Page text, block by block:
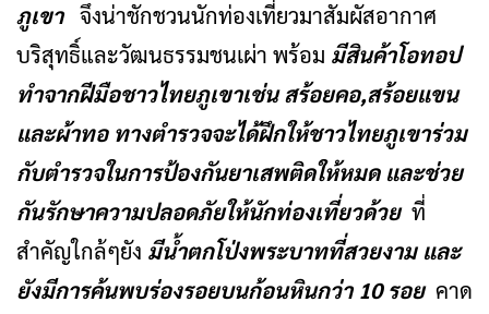
ภูเขาจึงน่าชักชวนนักท่องเที่ยวมาสัมผัสอากาศ
บริสุทธิ์และวัฒนธรรมชนเผ่า พร้อม มีสินค้าโอทอป
ทำจากฝีมือชาวไทยภูเขาเช่น สร้อยคอ,สร้อยแขน
และผ้าทอ ทางตำรวจจะได้ฝึกให้ชาวไทยภูเขาร่วม
กับตำรวจในการป้องกันยาเสพติดให้หมด และช่วย
กันรักษาความปลอดภัยให้นักท่องเที่ยวด้วยที่
สำคัญใกล้ๆยัง มีน้ำตกโป่งพระบาทที่สวยงาม และ
ยังมีการค้นพบร่องรอยบนก้อนหินกว่า 10 รอยคาด